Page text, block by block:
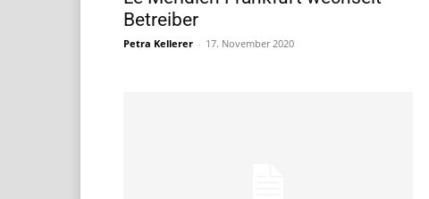
Betreiber
Petra Kellerer - 17. November 2020